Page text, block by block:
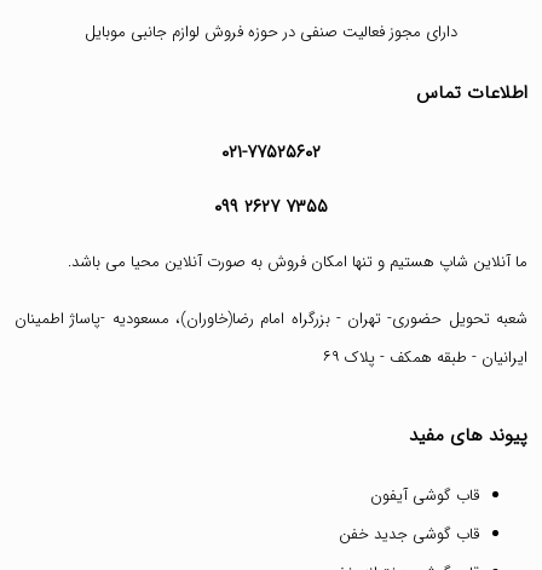
دارای مجوز فعالیت صنفی در حوزه فروش لوازم جانبی موبایل
اطلاعات تماس
۰۲۱-۷۷۵۲۵۶۰۲
۰۹۹ ۲۶۲۷ ۷۳۵۵
ما آنلاین شاپ هستیم و تنها امکان فروش به صورت آنلاین محیا می باشد.
شعبه تحویل حضوری- تهران - بزرگراه امام رضا(خاوران)، مسعودیه -پاساژ اطمینان
ایرانیان - طبقه همکف - پلاک ۶۹
پیوند های مفید
قاب گوشی آیفون
قاب گوشی جدید خفن